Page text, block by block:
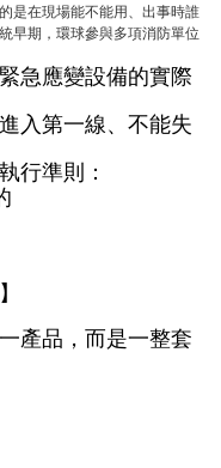
是在現場能不能用、出事時誰
早期，環球參與多項消防單位
急應變設備的實際
入第一線、不能失
行準則：
產品，而是一整套